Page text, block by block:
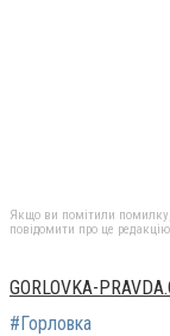
Якщо ви помітили помилку,
повідомити про це редакцію
GORLOVKA-
#Горловка